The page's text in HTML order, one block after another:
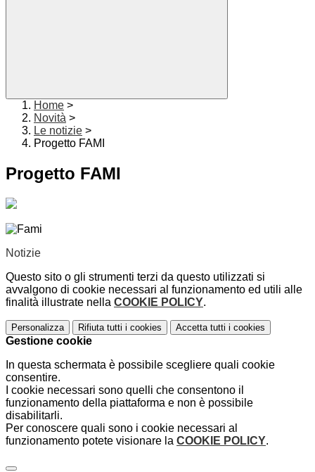
Home >
Novità >
Le notizie >
Progetto FAMI
Progetto FAMI
Notizie
Questo sito o gli strumenti terzi da questo utilizzati si
avvalgono di cookie necessari al funzionamento ed utili alle
finalità illustrate nella COOKIE POLICY.
Personalizza Rifiuta tutti i cookies Accetta tutti i cookies
Gestione cookie
In questa schermata è possibile scegliere quali cookie
consentire.
I cookie necessari sono quelli che consentono il
funzionamento della piattaforma e non è possibile
disabilitarli.
Per conoscere quali sono i cookie necessari al
funzionamento potete visionare la COOKIE POLICY.